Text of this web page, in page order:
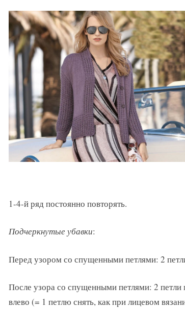
1-4-й ряд постоянно повторять.
Подчеркнутые убавки:
Перед узором со спущенными петлями: 2
После узора со спущенными петлями: 2 петли
влево (= 1 петлю снять, как при лицевом